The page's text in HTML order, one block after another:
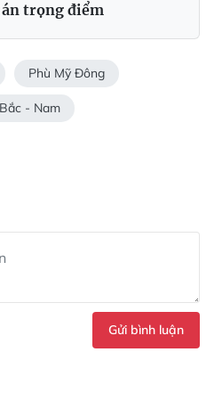
án trọng điểm
Phù Mỹ Đông
- Nam
Gửi bình luận